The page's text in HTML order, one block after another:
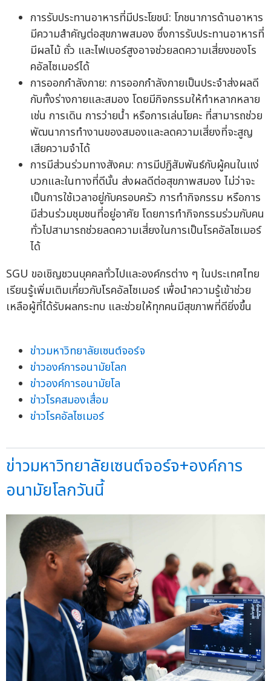
การรับประทานอาหารที่มีประโยชน์: โภชนาการด้านอาหาร
มีความสำคัญต่อสุขภาพสมอง ซึ่งการรับประทานอาหารที่
มีผลไม้ ถั่ว และไฟเบอร์สูงอาจช่วยลดความเสี่ยงของโร
คอัลไซเมอร์ได้
การออกกำลังกาย: การออกกำลังกายเป็นประจำส่งผลดี
กับทั้งร่างกายและสมอง โดยมีกิจกรรมให้ทำหลากหลาย
เช่น การเดิน การว่ายน้ำ หรือการเล่นโยคะ ที่สามารถช่วย
พัฒนาการทำงานของสมองและลดความเสี่ยงที่จะสูญ
เสียความจำได้
การมีส่วนร่วมทางสังคม: การมีปฏิสัมพันธ์กับผู้คนในแง่
บวกและในทางที่ดีนั้น ส่งผลดีต่อสุขภาพสมอง ไม่ว่าจะ
เป็นการใช้เวลาอยู่กับครอบครัว การทำกิจกรรม หรือการ
มีส่วนร่วมชุมชนที่อยู่อาศัย โดยการทำกิจกรรมร่วมกับคน
ทั่วไปสามารถช่วยลดความเสี่ยงในการเป็นโรคอัลไซเมอร์
ได้
SGU ขอเชิญชวนบุคคลทั่วไปและองค์กรต่าง ๆ ในประเทศไทย
เรียนรู้เพิ่มเติมเกี่ยวกับโรคอัลไซเมอร์ เพื่อนำความรู้เข้าช่วย
เหลือผู้ที่ได้รับผลกระทบ และช่วยให้ทุกคนมีสุขภาพที่ดียิ่งขึ้น
ข่าวมหาวิทยาลัยเซนต์จอร์จ
ข่าวองค์การอนามัยโลก
ข่าวองค์การอนามัยโล
ข่าวโรคสมองเสื่อม
ข่าวโรคอัลไซเมอร์
ข่าวมหาวิทยาลัยเซนต์จอร์จ+องค์การ
อนามัยโลกวันนี้